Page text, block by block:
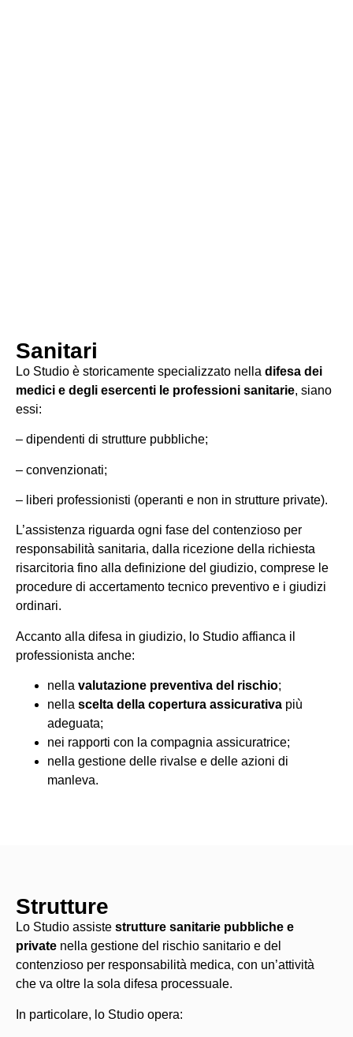
Sanitari
Lo Studio è storicamente specializzato nella difesa dei
medici e degli esercenti le professioni sanitarie, siano
essi:
– dipendenti di strutture pubbliche;
– convenzionati;
– liberi professionisti (operanti e non in strutture private).
L’assistenza riguarda ogni fase del contenzioso per
responsabilità sanitaria, dalla ricezione della richiesta
risarcitoria fino alla definizione del giudizio, comprese le
procedure di accertamento tecnico preventivo e i giudizi
ordinari.
Accanto alla difesa in giudizio, lo Studio affianca il
professionista anche:
nella valutazione preventiva del rischio;
nella scelta della copertura assicurativa più
adeguata;
nei rapporti con la compagnia assicuratrice;
nella gestione delle rivalse e delle azioni di
manleva.
Strutture
Lo Studio assiste strutture sanitarie pubbliche e
private nella gestione del rischio sanitario e del
contenzioso per responsabilità medica, con un’attività
che va oltre la sola difesa processuale.
In particolare, lo Studio opera: